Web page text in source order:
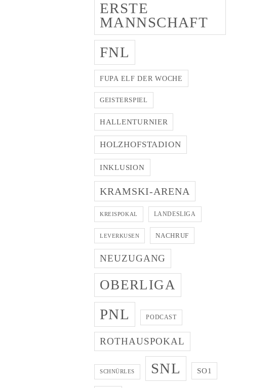
ERSTE
MANNSCHAFT
FNL
FUPA ELF DER WOCHE
GEISTERSPIEL
HALLENTURNIER
HOLZHOFSTADION
INKLUSION
KRAMSKI-ARENA
KREISPOKAL LANDESLIGA
LEVERKUSEN NACHRUF
NEUZUGANG
OBERLIGA
PNL PODCAST
ROTHAUSPOKAL
SCHNÜRLES SNL SO1